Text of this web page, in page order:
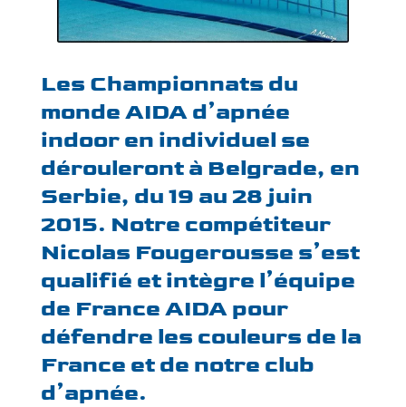
Les Championnats du
monde AIDA d’apnée
indoor en individuel se
dérouleront à Belgrade, en
Serbie, du 19 au 28 juin
2015. Notre compétiteur
Nicolas Fougerousse s’est
qualifié et intègre l’équipe
de France AIDA pour
défendre les couleurs de la
France et de notre club
d’apnée.